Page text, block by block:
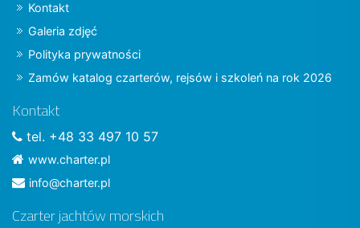
Kontakt
Galeria zdjęć
Polityka prywatności
Zamów katalog czarterów, rejsów i szkoleń na rok 2026
Kontakt
tel. +48 33 497 10 57
www.charter.pl
info@charter.pl
Czarter jachtów morskich